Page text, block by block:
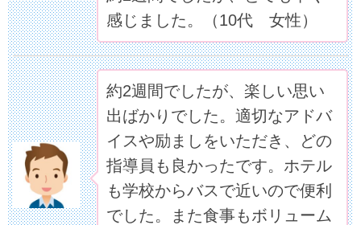
感じました。（10代 女性）
約2週間でしたが、楽しい思い
出ばかりでした。適切なアドバ
イスや励ましをいただき、どの
指導員も良かったです。ホテル
も学校からバスで近いので便利
でした。また食事もボリューム